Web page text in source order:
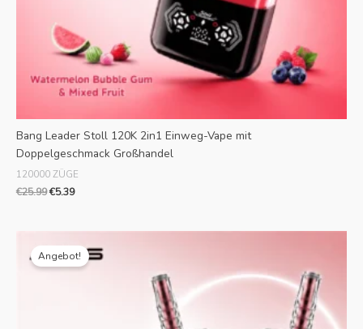
Bang Leader Stoll 120K 2in1 Einweg-Vape mit
Doppelgeschmack Großhandel
120000 ZÜGE
€25.99€5.39
Angebot!
war:
€29.99.
Preis
ist: